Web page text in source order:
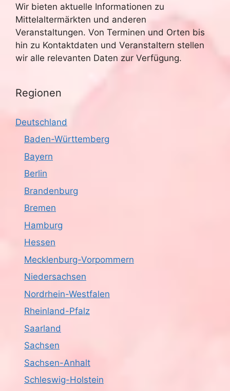
Wir bieten aktuelle Informationen zu
Mittelaltermärkten und anderen
Veranstaltungen. Von Terminen und Orten bis
hin zu Kontaktdaten und Veranstaltern stellen
wir alle relevanten Daten zur Verfügung.
Regionen
Deutschland
Baden-Württemberg
Bayern
Berlin
Brandenburg
Bremen
Hamburg
Hessen
Mecklenburg-Vorpommern
Niedersachsen
Nordrhein-Westfalen
Rheinland-Pfalz
Saarland
Sachsen
Sachsen-Anhalt
Schleswig-Holstein